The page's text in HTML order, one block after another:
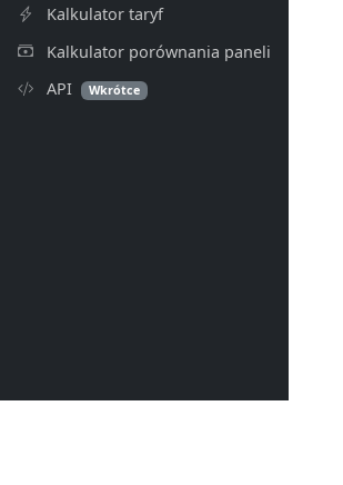
Kalkulator taryf
Kalkulator porównania paneli
API
Wkrótce